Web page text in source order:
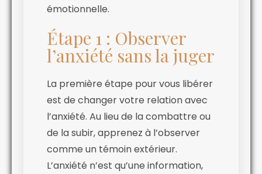
émotionnelle.
Étape 1 : Observer
l’anxiété sans la juger
La première étape pour vous libérer
est de changer votre relation avec
l’anxiété. Au lieu de la combattre ou
de la subir, apprenez à l’observer
comme un témoin extérieur.
L’anxiété n’est qu’une information,